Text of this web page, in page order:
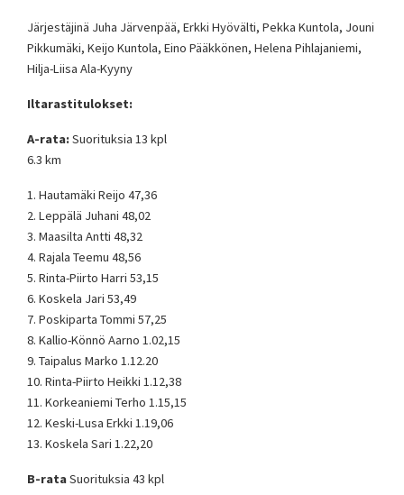
Järjestäjinä Juha Järvenpää, Erkki Hyövälti, Pekka Kuntola, Jouni
Pikkumäki, Keijo Kuntola, Eino Pääkkönen, Helena Pihlajaniemi,
Hilja-Liisa Ala-Kyyny
Iltarastitulokset:
A-rata:Suorituksia 13 kpl
6.3 km
1. Hautamäki Reijo 47,36
2. Leppälä Juhani 48,02
3. Maasilta Antti 48,32
4. Rajala Teemu 48,56
5. Rinta-Piirto Harri 53,15
6. Koskela Jari 53,49
7. Poskiparta Tommi 57,25
8. Kallio-Könnö Aarno 1.02,15
9. Taipalus Marko 1.12.20
10. Rinta-Piirto Heikki 1.12,38
11. Korkeaniemi Terho 1.15,15
12. Keski-Lusa Erkki 1.19,06
13. Koskela Sari 1.22,20
B-rataSuorituksia 43 kpl